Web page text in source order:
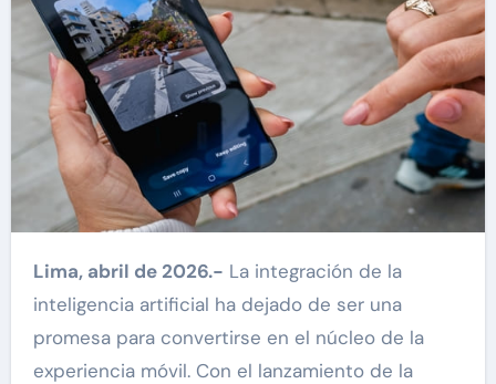
Lima, abril de 2026.- La integración de la
inteligencia artificial ha dejado de ser una
promesa para convertirse en el núcleo de la
experiencia móvil. Con el lanzamiento de la